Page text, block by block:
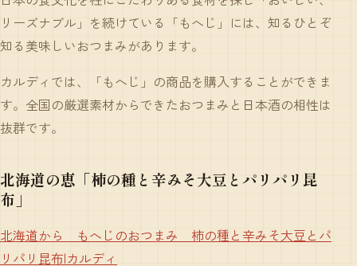
リーズナブル」を続けている「もへじ」には、知るひとぞ
知る美味しいおつまみがあります。
カルディでは、「もへじ」の商品を購入することができま
す。全国の厳選素材からできたおつまみと日本酒の相性は
抜群です。
北海道の恵「柿の種と辛みそ大豆とパリパリ昆
布」
北海道から もへじのおつまみ 柿の種と辛みそ大豆とパ
リパリ昆布|カルディ